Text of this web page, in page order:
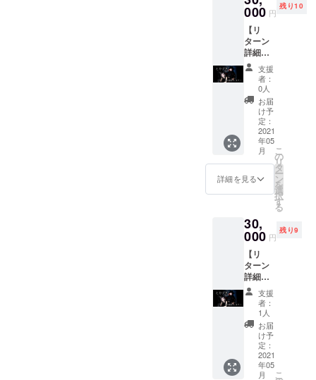
降順
次、支
援者の
方々指
定の
メール
アドレ
スに 詳
細をご
連絡い
たしま
す。
までの
セリフ
を指定
してい
てそれ
ぞれの
音源を
お届
け）※
mikazu
ki.815
@gmail
.comこ
ちらの
メール
アドレ
セリフ
を記載
してお
送りく
ださ
い。 ●
リモー
トミー
ティン
グ20分
（2対1
でオン
ライン
ウェブ
000 円
残り10
【リ
ターン
詳細】
●オフ会
(ミカヅ
キ負担※
参加費&
飲食費)
東京都
池袋近
辺予定
※マス
ク着用
必須
※政府の
決定に
期の場
合があ
りま
す。 ●
スリー
ショッ
ト2枚
(会場に
て) ※
支援者
様のス
マホor
カメラ
にて ●
支援
者：
0人
お届
け予
定：
2021
年05
月
詳細を見る
こ
の
リ
タ
ー
ン
を
選
択
す
る
30,
000 円
残り9
【リ
ターン
詳細】
●1度限
り無期
限バッ
クヤー
ドご招
待（20
分間）
※ワン
支援
者：
1人
お届
け予
定：
2021
年05
月
こ